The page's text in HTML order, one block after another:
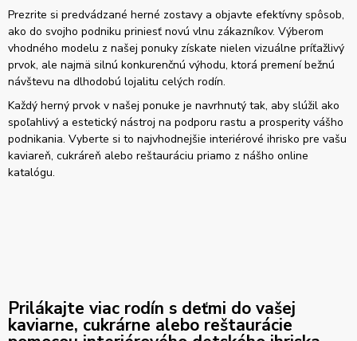
Prezrite si predvádzané herné zostavy a objavte efektívny spôsob,
ako do svojho podniku priniesť novú vlnu zákazníkov. Výberom
vhodného modelu z našej ponuky získate nielen vizuálne príťažlivý
prvok, ale najmä silnú konkurenčnú výhodu, ktorá premení bežnú
návštevu na dlhodobú lojalitu celých rodín.
Každý herný prvok v našej ponuke je navrhnutý tak, aby slúžil ako
spoľahlivý a estetický nástroj na podporu rastu a prosperity vášho
podnikania. Vyberte si to najvhodnejšie interiérové ihrisko pre vašu
kaviareň, cukráreň alebo reštauráciu priamo z nášho online
katalógu.
Prilákajte viac rodín s deťmi do vašej
kaviarne, cukrárne alebo reštaurácie